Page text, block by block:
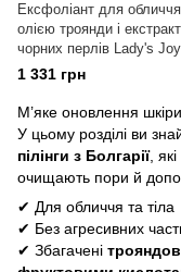
Ексфоліант для
олією троянди і екстракт
чорних перлів Lady's Joy
Luxury Bulgarian Rose Karlovo
1 331 грн
М’яке оновлення
У цьому розділі ви
пілінги з Болгарії,
очищають пори й
✔ Для обличчя та тіла
✔ Без агресивних
✔ Збагачені